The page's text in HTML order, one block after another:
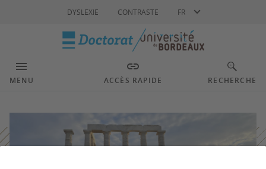
DYSLEXIE CONTRASTE FR
MENU ACCÈS RAPIDE RECHERCHE